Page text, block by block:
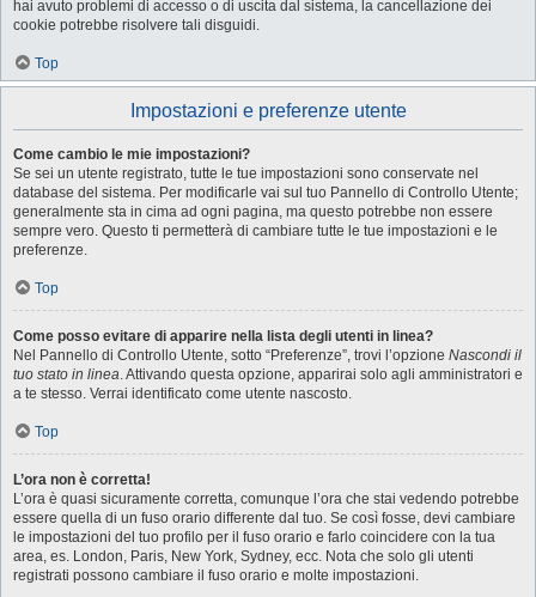
hai avuto problemi di accesso o di uscita dal sistema, la cancellazione dei
cookie potrebbe risolvere tali disguidi.
Top
Impostazioni e preferenze utente
Come cambio le mie impostazioni?
Se sei un utente registrato, tutte le tue impostazioni sono conservate nel
database del sistema. Per modificarle vai sul tuo Pannello di Controllo Utente;
generalmente sta in cima ad ogni pagina, ma questo potrebbe non essere
sempre vero. Questo ti permetterà di cambiare tutte le tue impostazioni e le
preferenze.
Top
Come posso evitare di apparire nella lista degli utenti in linea?
Nel Pannello di Controllo Utente, sotto “Preferenze”, trovi l’opzione Nascondi il
tuo stato in linea. Attivando questa opzione, apparirai solo agli amministratori e
a te stesso. Verrai identificato come utente nascosto.
Top
L’ora non è corretta!
L’ora è quasi sicuramente corretta, comunque l’ora che stai vedendo potrebbe
essere quella di un fuso orario differente dal tuo. Se così fosse, devi cambiare
le impostazioni del tuo profilo per il fuso orario e farlo coincidere con la tua
area, es. London, Paris, New York, Sydney, ecc. Nota che solo gli utenti
registrati possono cambiare il fuso orario e molte impostazioni.